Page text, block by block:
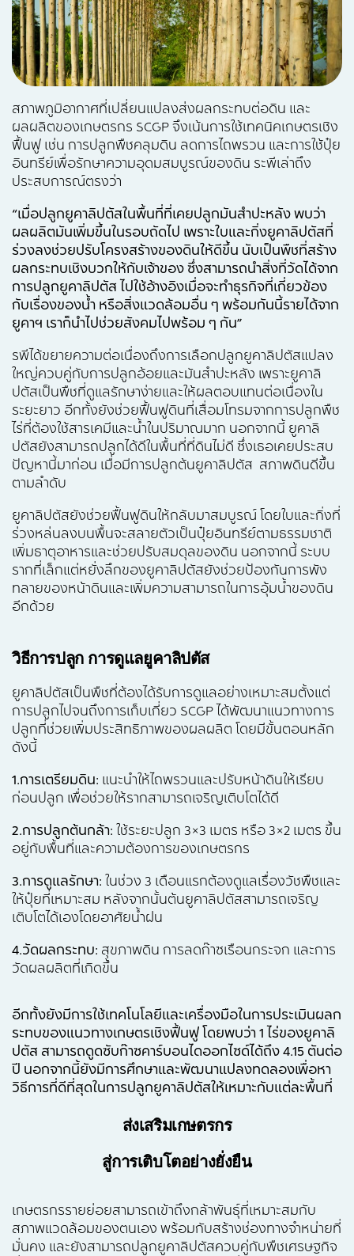
สภาพภูมิอากาศที่เปลี่ยนแปลงส่งผลกระทบต่อดิน และ
ผลผลิตของเกษตรกร SCGP จึงเน้นการใช้เทคนิคเกษตรเชิง
ฟื้นฟู เช่น การปลูกพืชคลุมดิน ลดการไถพรวน และการใช้ปุ๋ย
อินทรีย์เพื่อรักษาความอุดมสมบูรณ์ของดิน ระพีเล่าถึง
ประสบการณ์ตรงว่า
“เมื่อปลูกยูคาลิปตัสในพื้นที่ที่เคยปลูกมันสำปะหลัง พบว่า
ผลผลิตมันเพิ่มขึ้นในรอบถัดไป เพราะใบและกิ่งยูคาลิปตัสที่
ร่วงลงช่วยปรับโครงสร้างของดินให้ดีขึ้น นับเป็นพืชที่สร้าง
ผลกระทบเชิงบวกให้กับเจ้าของ ซึ่งสามารถนำสิ่งที่วัดได้จาก
การปลูกยูคาลิปตัส ไปใช้อ้างอิงเมื่อจะทำธุรกิจที่เกี่ยวข้อง
กับเรื่องของน้ำ หรือสิ่งแวดล้อมอื่น ๆ พร้อมกันนี้รายได้จาก
ยูคาฯ เราก็นำไปช่วยสังคมไปพร้อม ๆ กัน”
รพีได้ขยายความต่อเนื่องถึงการเลือกปลูกยูคาลิปตัสแปลง
ใหญ่ควบคู่กับการปลูกอ้อยและมันสำปะหลัง เพราะยูคาลิ
ปตัสเป็นพืชที่ดูแลรักษาง่ายและให้ผลตอบแทนต่อเนื่องใน
ระยะยาว อีกทั้งยังช่วยฟื้นฟูดินที่เสื่อมโทรมจากการปลูกพืช
ไร่ที่ต้องใช้สารเคมีและน้ำในปริมาณมาก นอกจากนี้ ยูคาลิ
ปตัสยังสามารถปลูกได้ดีในพื้นที่ที่ดินไม่ดี ซึ่งเธอเคยประสบ
ปัญหานี้มาก่อน เมื่อมีการปลูกต้นยูคาลิปตัส สภาพดินดีขึ้น
ตามลำดับ
ยูคาลิปตัสยังช่วยฟื้นฟูดินให้กลับมาสมบูรณ์ โดยใบและกิ่งที่
ร่วงหล่นลงบนพื้นจะสลายตัวเป็นปุ๋ยอินทรีย์ตามธรรมชาติ
เพิ่มธาตุอาหารและช่วยปรับสมดุลของดิน นอกจากนี้ ระบบ
รากที่เล็กแต่หยั่งลึกของยูคาลิปตัสยังช่วยป้องกันการพัง
ทลายของหน้าดินและเพิ่มความสามารถในการอุ้มน้ำของดิน
อีกด้วย
วิธีการปลูก การดูแลยูคาลิปตัส
ยูคาลิปตัสเป็นพืชที่ต้องได้รับการดูแลอย่างเหมาะสมตั้งแต่
การปลูกไปจนถึงการเก็บเกี่ยว SCGP ได้พัฒนาแนวทางการ
ปลูกที่ช่วยเพิ่มประสิทธิภาพของผลผลิต โดยมีขั้นตอนหลัก
ดังนี้
1.การเตรียมดิน: แนะนำให้ไถพรวนและปรับหน้าดินให้เรียบ
ก่อนปลูก เพื่อช่วยให้รากสามารถเจริญเติบโตได้ดี
2.การปลูกต้นกล้า: ใช้ระยะปลูก 3×3 เมตร หรือ 3×2 เมตร ขึ้น
อยู่กับพื้นที่และความต้องการของเกษตรกร
3.การดูแลรักษา: ในช่วง 3 เดือนแรกต้องดูแลเรื่องวัชพืชและ
ให้ปุ๋ยที่เหมาะสม หลังจากนั้นต้นยูคาลิปตัสสามารถเจริญ
เติบโตได้เองโดยอาศัยน้ำฝน
4.วัดผลกระทบ: สุขภาพดิน การลดก๊าซเรือนกระจก และการ
วัดผลผลิตที่เกิดขึ้น
อีกทั้งยังมีการใช้เทคโนโลยีและเครื่องมือในการประเมินผลก
ระทบของแนวทางเกษตรเชิงฟื้นฟู โดยพบว่า 1 ไร่ของยูคาลิ
ปตัส สามารถดูดซับก๊าซคาร์บอนไดออกไซด์ได้ถึง 4.15 ตันต่อ
ปี นอกจากนี้ยังมีการศึกษาและพัฒนาแปลงทดลองเพื่อหา
วิธีการที่ดีที่สุดในการปลูกยูคาลิปตัสให้เหมาะกับแต่ละพื้นที่
ส่งเสริมเกษตรกร
สู่การเติบโตอย่างยั่งยืน
เกษตรกรรายย่อยสามารถเข้าถึงกล้าพันธุ์ที่เหมาะสมกับ
สภาพแวดล้อมของตนเอง พร้อมกับสร้างช่องทางจำหน่ายที่
มั่นคง และยังสามารถปลูกยูคาลิปตัสควบคู่กับพืชเศรษฐกิจ